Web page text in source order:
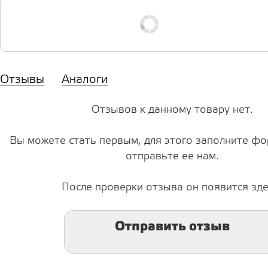
Отзывы Аналоги
Отзывов к данному товару нет.
Вы можете стать первым, для этого заполните
отправьте ее нам.
После проверки отзыва он появится
Отправить отзыв